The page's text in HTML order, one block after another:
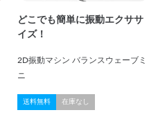
どこでも簡単に振動エクササ
イズ！
2D振動マシン バランスウェーブミ
ニ
送料無料 在庫なし